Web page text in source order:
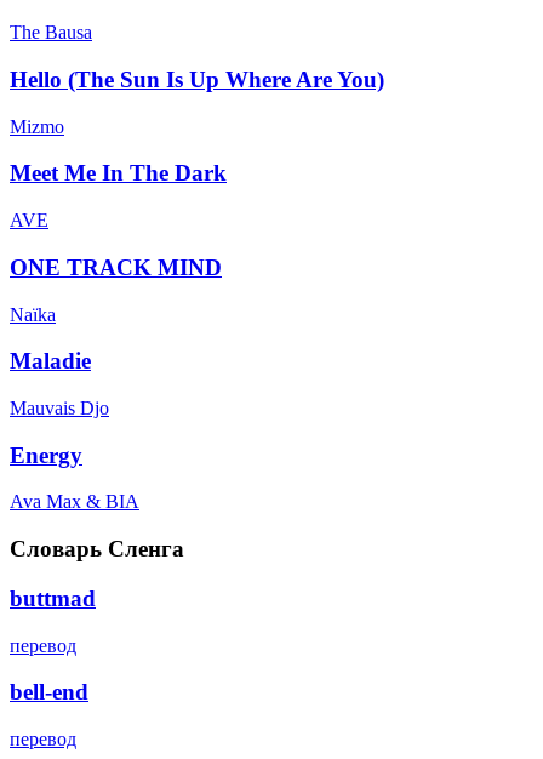
The Bausa
Hello (The Sun Is Up Where Are You)
Mizmo
Meet Me In The Dark
AVE
ONE TRACK MIND
Naïka
Maladie
Mauvais Djo
Energy
Ava Max & BIA
Словарь Сленга
buttmad
перевод
bell-end
перевод